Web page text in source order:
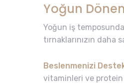
Yoğun
Yoğun iş
tırnaklarınızın daha
Beslenmenizi
vitaminleri ve protein